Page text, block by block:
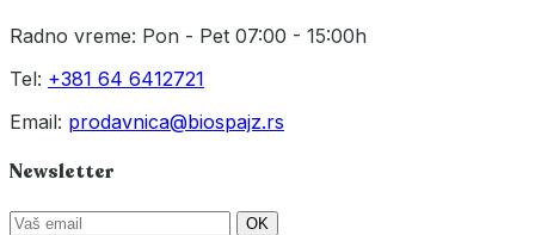
Radno vreme: Pon - Pet 07:00 - 15:00h
Tel: +381 64 6412721
Email: prodavnica@biospajz.rs
Newsletter
OK